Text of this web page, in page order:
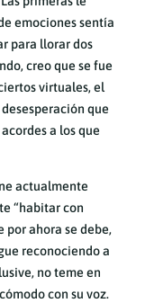
emociones sentía
para llorar dos
creo que se fue
virtuales, el
que
a los que
actualmente
“habitar con
por ahora se debe,
reconociendo a
no teme en
con su voz.